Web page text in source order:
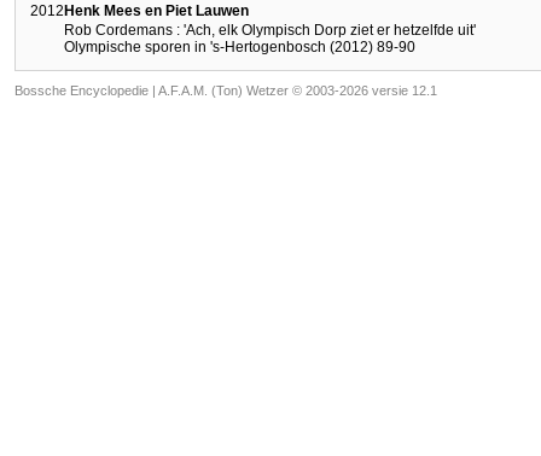
2012Henk Mees en Piet Lauwen
Rob Cordemans : 'Ach, elk Olympisch Dorp ziet er hetzelfde uit'
Olympische sporen in 's-Hertogenbosch (2012) 89-90
Bossche Encyclopedie | A.F.A.M. (Ton) Wetzer © 2003-2026 versie 12.1